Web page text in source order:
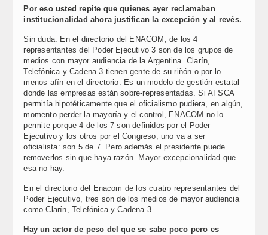
Por eso usted repite que quienes ayer reclamaban
institucionalidad ahora justifican la excepción y al revés.
Sin duda. En el directorio del ENACOM, de los 4
representantes del Poder Ejecutivo 3 son de los grupos de
medios con mayor audiencia de la Argentina. Clarín,
Telefónica y Cadena 3 tienen gente de su riñón o por lo
menos afín en el directorio. Es un modelo de gestión estatal
donde las empresas están sobre-representadas. Si AFSCA
permitía hipotéticamente que el oficialismo pudiera, en algún,
momento perder la mayoría y el control, ENACOM no lo
permite porque 4 de los 7 son definidos por el Poder
Ejecutivo y los otros por el Congreso, uno va a ser
oficialista: son 5 de 7. Pero además el presidente puede
removerlos sin que haya razón. Mayor excepcionalidad que
esa no hay.
En el directorio del Enacom de los cuatro representantes del
Poder Ejecutivo, tres son de los medios de mayor audiencia
como Clarín, Telefónica y Cadena 3.
Hay un actor de peso del que se sabe poco pero es